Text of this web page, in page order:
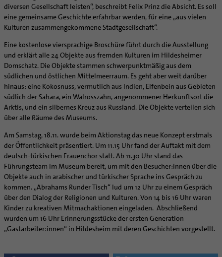
diversen Gesellschaft leisten“, beschreibt Felix Prinz die Absicht. Es soll
eine gemeinsame Geschichte erfahrbar werden, für eine „aus vielen
Kulturen zusammengekommene Stadtgesellschaft“.
Eine kostenlose viersprachige Broschüre führt durch die Ausstellung
und erklärt alle 24 Objekte aus fremden Kulturen im Hildesheimer
Domschatz. Die Objekte stammen schwerpunktmäßig aus dem
südlichen und östlichen Mittelmeerraum. Es geht aber weit darüber
hinaus: eine Kokosnuss, vermutlich aus Indien, Elfenbein aus Gebieten
südlich der Sahara, ein Walrosszahn, angenommener Herkunftsort die
Arktis, und ein silbernes Kreuz aus Russland. Die Objekte verteilen sich
über alle Räume des Museums.
Am Samstag, 18.11. wurde beim Aktionstag das neue Konzept erstmals
der Öffentlichkeit präsentiert. Um 11.15 Uhr fand der Auftakt mit dem
deutsch-türkischen Frauenchor statt. Ab 11.30 Uhr stand das
Führungsteam im Museum bereit, um mit den Besucher:innen über die
Objekte auch in arabischer und türkischer Sprache ins Gespräch zu
kommen. „Abrahams Runder Tisch“ lud um 12 Uhr zu einem Gespräch
über den Dialog der Religionen und Kulturen. Von 14 bis 16 Uhr waren
Kinder zu kreativen Mitmachaktionen eingeladen. Abschließend
wurden um 16 Uhr Erinnerungsstücke der ersten Generation
„Gastarbeiter:innen“ in Hildesheim mit deren Geschichten vorgestellt.